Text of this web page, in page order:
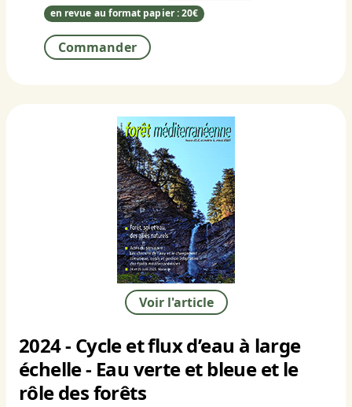
en revue au format papier : 20€
Commander
Voir l'article
2024 - Cycle et flux d’eau à large
échelle - Eau verte et bleue et le
rôle des forêts